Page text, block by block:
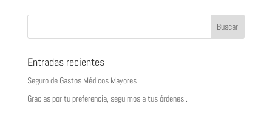
Entradas recientes
Seguro de Gastos Médicos Mayores
Gracias por tu preferencia, seguimos a tus órdenes .